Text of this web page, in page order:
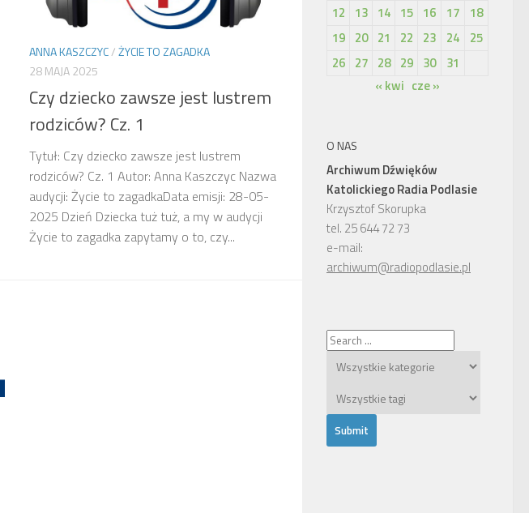
ANNA KASZCZYC/ŻYCIE TO ZAGADKA
28 MAJA 2025
Czy dziecko zawsze jest lustrem
rodziców? Cz. 1
Tytuł: Czy dziecko zawsze jest lustrem
rodziców? Cz. 1 Autor: Anna Kaszczyc Nazwa
audycji: Życie to zagadkaData emisji: 28-05-
2025 Dzień Dziecka tuż tuż, a my w audycji
Życie to zagadka zapytamy o to, czy...
12
13 14 15 16 17
18
19 20 21 22 23 24
25
26 27 28 29 30
31
« kwi cze »
O NAS
Archiwum Dźwięków
Katolickiego Radia Podlasie
Krzysztof Skorupka
tel. 25 644 72 73
e-mail:
archiwum@radiopodlasie.pl